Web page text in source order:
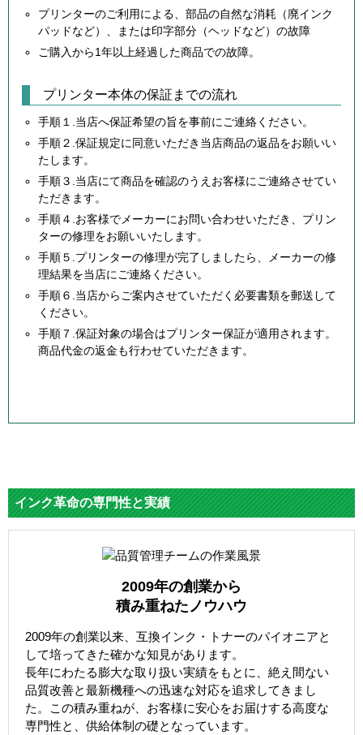
プリンターのご利用による、部品の自然な消耗（廃インク
パッドなど）、または印字部分（ヘッドなど）の故障
ご購入から1年以上経過した商品での故障。
プリンター本体の保証までの流れ
手順１.当店へ保証希望の旨を事前にご連絡ください。
手順２.保証規定に同意いただき当店商品の返品をお願いい
たします。
手順３.当店にて商品を確認のうえお客様にご連絡させてい
ただきます。
手順４.お客様でメーカーにお問い合わせいただき、プリン
ターの修理をお願いいたします。
手順５.プリンターの修理が完了しましたら、メーカーの修
理結果を当店にご連絡ください。
手順６.当店からご案内させていただく必要書類を郵送して
ください。
手順７.保証対象の場合はプリンター保証が適用されます。
商品代金の返金も行わせていただきます。
インク革命の専門性と実績
2009年の創業から
積み重ねたノウハウ
2009年の創業以来、互換インク・トナーのパイオニアと
して培ってきた確かな知見があります。
長年にわたる膨大な取り扱い実績をもとに、絶え間ない
品質改善と最新機種への迅速な対応を追求してきまし
た。この積み重ねが、お客様に安心をお届けする高度な
専門性と、供給体制の礎となっています。